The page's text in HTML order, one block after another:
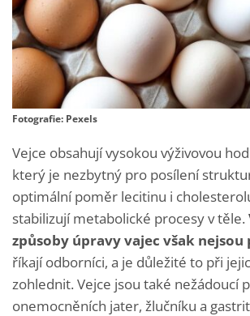
Fotografie: Pexels
Vejce obsahují vysokou výživovou
který je nezbytný pro posílení
optimální poměr lecitinu i
stabilizují metabolické procesy v těle.
způsoby úpravy vajec však nejsou
říkají odborníci, a je důležité to při
zohlednit. Vejce jsou také nežádoucí
onemocněních jater, žlučníku a